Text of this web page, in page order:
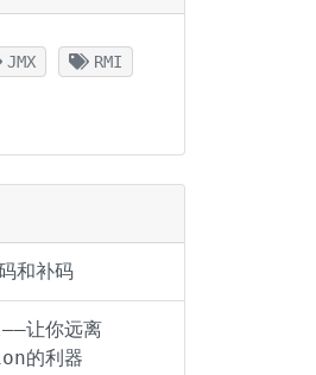
JMX RMI
和补码
你远离
的利器